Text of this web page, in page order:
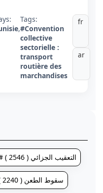
,
Tags:
#Convention
collective
sectorielle :
transport
routière des
marchandises
fr
ar
# التعقيب الجزائي ( 2546 )
# سقوط الطعن ( 2240 )